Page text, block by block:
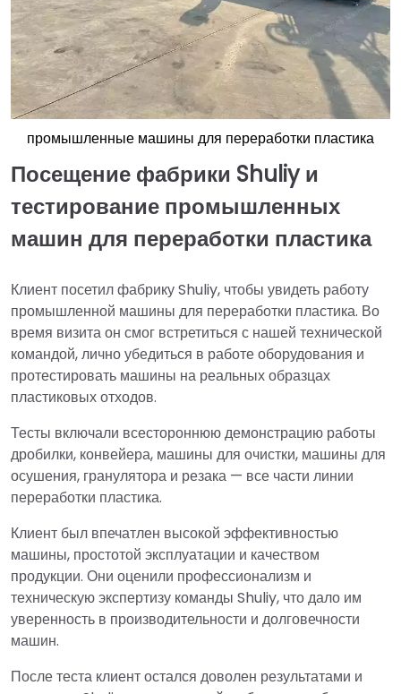
промышленные машины для переработки пластика
Посещение фабрики Shuliy и
тестирование промышленных
машин для переработки пластика
Клиент посетил фабрику Shuliy, чтобы увидеть работу
промышленной машины для переработки пластика. Во
время визита он смог встретиться с нашей технической
командой, лично убедиться в работе оборудования и
протестировать машины на реальных образцах
пластиковых отходов.
Тесты включали всестороннюю демонстрацию работы
дробилки, конвейера, машины для очистки, машины для
осушения, гранулятора и резака — все части линии
переработки пластика.
Клиент был впечатлен высокой эффективностью
машины, простотой эксплуатации и качеством
продукции. Они оценили профессионализм и
техническую экспертизу команды Shuliy, что дало им
уверенность в производительности и долговечности
машин.
После теста клиент остался доволен результатами и